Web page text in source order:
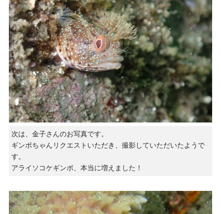
次は、金子さんのお写真です。
ギンポちゃんリクエストいただき、撮影していただいたようで
す。
アライソコケギンポ、本当に増えました！